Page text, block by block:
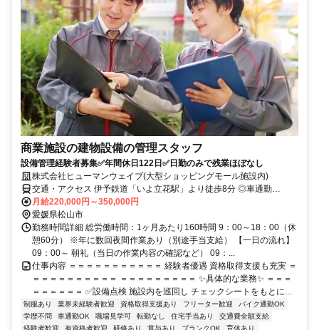
商業施設の建物設備の管理スタッフ
設備管理経験者募集✅年間休日122日✅日勤のみで残業ほぼなし
株式会社ヒューマンウェイブ(大型ショッピングモール施設内)
交通・アクセス 伊予鉄道「いよ立花駅」より徒歩8分 ◎車通勤
OK（無料駐車場完備）
月給220,000円～350,000円
愛媛県松山市
勤務時間詳細 総労働時間：1ヶ月あたり160時間 9：00～18：00（休
憩60分） ※年に数回夜間作業あり（別途手当支給） 【一日の流れ】
09：00～ 朝礼（当日の作業内容の確認など） 09：...
仕事内容 ＝＝＝＝＝＝＝＝＝＝＝ 経験者優遇 資格取得支援も充実 ＝
＝＝＝＝＝＝＝＝＝＝ ＝＝＝＝＝＝＝＝＝ ✨具体的な業務✨ ＝＝＝
＝＝＝＝＝＝ ✅設備点検 施設内を巡回し チェックシートをもとに...
制服あり 業界未経験者歓迎 資格取得支援あり フリーター歓迎
バイク通勤OK
学歴不問
車通勤OK 職場見学可 転勤なし 住宅手当あり
交通費全額支給
経験者歓迎
有資格者歓迎 研修あり 賞与あり ブランクOK
育休あり